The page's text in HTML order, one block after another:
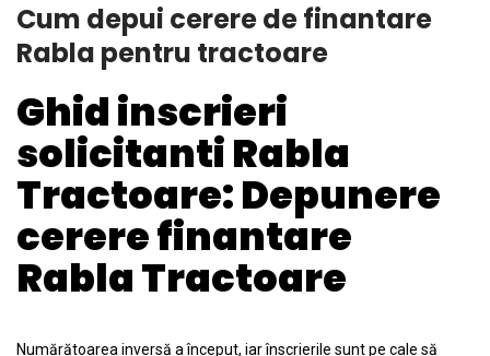
Cum depui cerere de finantare
Rabla pentru tractoare
Ghid inscrieri
solicitanti Rabla
Tractoare: Depunere
cerere finantare
Rabla Tractoare
Numărătoarea inversă a început, iar înscrierile sunt pe cale să